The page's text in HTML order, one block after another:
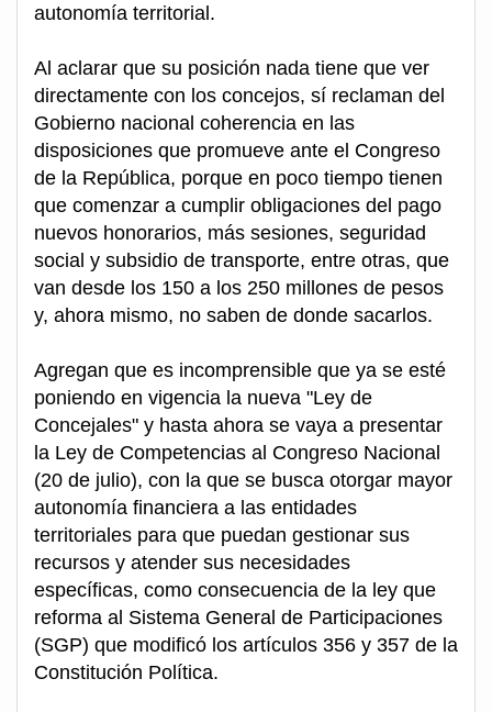
autonomía territorial.
Al aclarar que su posición nada tiene que ver
directamente con los concejos, sí reclaman del
Gobierno nacional coherencia en las
disposiciones que promueve ante el Congreso
de la República, porque en poco tiempo tienen
que comenzar a cumplir obligaciones del pago
nuevos honorarios, más sesiones, seguridad
social y subsidio de transporte, entre otras, que
van desde los 150 a los 250 millones de pesos
y, ahora mismo, no saben de donde sacarlos.
Agregan que es incomprensible que ya se esté
poniendo en vigencia la nueva "Ley de
Concejales" y hasta ahora se vaya a presentar
la Ley de Competencias al Congreso Nacional
(20 de julio), con la que se busca otorgar mayor
autonomía financiera a las entidades
territoriales para que puedan gestionar sus
recursos y atender sus necesidades
específicas, como consecuencia de la ley que
reforma al Sistema General de Participaciones
(SGP) que modificó los artículos 356 y 357 de la
Constitución Política.